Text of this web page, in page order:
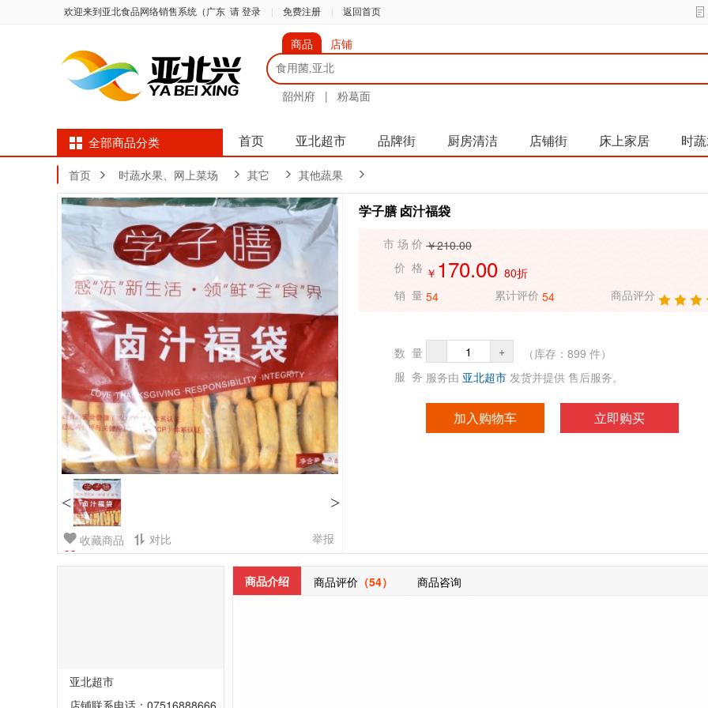
欢迎来到亚北食品网络销售系统（广东 请 登录 免费注册 返回首页
商品 店铺
韶州府 | 粉葛面
全部商品分类 首页 亚北超市 品牌街 厨房清洁 店铺街 床上家居 时
首页 时蔬水果、网上菜场 其它 其他蔬果
< >
收藏商品 对比 举报
学子膳 卤汁福袋
市 场 价 ￥210.00
价 格 ￥ 170.00 80折
销 量 54 累计评价 54 商品评分
数 量 + （库存： 899 件）
服 务 服务由 亚北超市 发货并提供 售后服务。
加入购物车 立即购买
亚北超市
店铺联系电话：07516888666
商品介绍 商品评价 （54） 商品咨询